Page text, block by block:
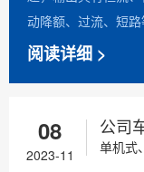
动降额、过流、短
阅读详细 >
08
2023-11